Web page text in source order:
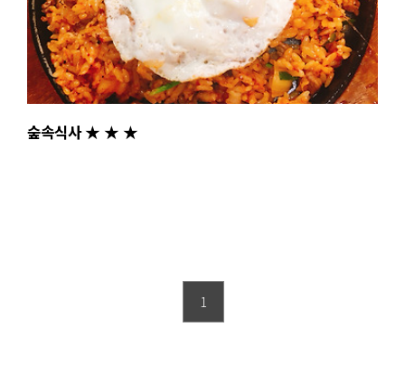
숲속식사 ★ ★ ★
1